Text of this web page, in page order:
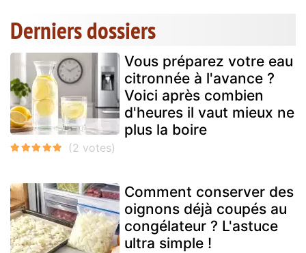
Derniers dossiers
Vous préparez votre eau
citronnée à l'avance ?
Voici après combien
d'heures il vaut mieux ne
plus la boire
Comment conserver des
oignons déjà coupés au
congélateur ? L'astuce
ultra simple !